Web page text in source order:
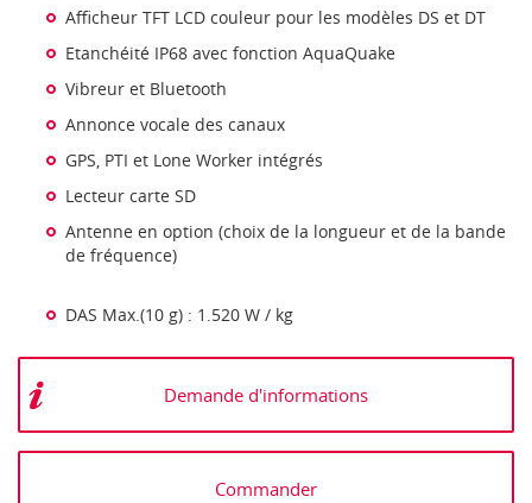
Afficheur TFT LCD couleur pour les modèles DS et DT
Etanchéité IP68 avec fonction AquaQuake
Vibreur et Bluetooth
Annonce vocale des canaux
GPS, PTI et Lone Worker intégrés
Lecteur carte SD
Antenne en option (choix de la longueur et de la bande
de fréquence)
DAS Max.(10 g) : 1.520 W / kg
Demande d'informations
Commander